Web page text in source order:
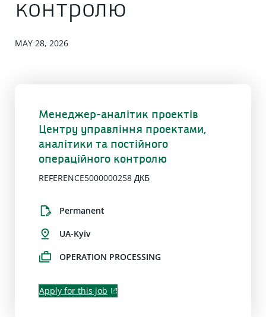
контролю
MAY 28, 2026
Менеджер-аналітик проектів
Центру управління проектами,
аналітики та постійного
операційного контролю
REFERENCE5000000258 ДКБ
Permanent
UA-Kyiv
OPERATION PROCESSING
Apply for this job